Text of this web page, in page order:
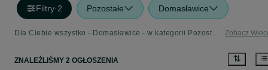
Filtry·2 Pozostałe Domasławice
Dla Ciebie wszystko - Domasławice - w kategorii Pozostałe Zobacz
ZNALEŹLIŚMY 2 OGŁOSZENIA